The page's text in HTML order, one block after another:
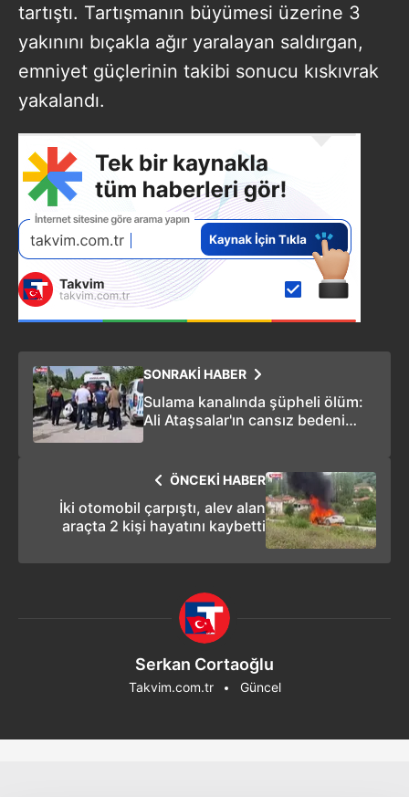
tartıştı. Tartışmanın büyümesi üzerine 3
yakınını bıçakla ağır yaralayan saldırgan,
emniyet güçlerinin takibi sonucu kıskıvrak
yakalandı.
SONRAKİ HABER
Sulama kanalında şüpheli ölüm:
Ali Ataşsalar'ın cansız bedeni
ÖNCEKİ HABER
İki otomobil çarpıştı, alev alan
araçta 2 kişi hayatını kaybetti
Serkan Cortaoğlu
Takvim.com.tr Güncel